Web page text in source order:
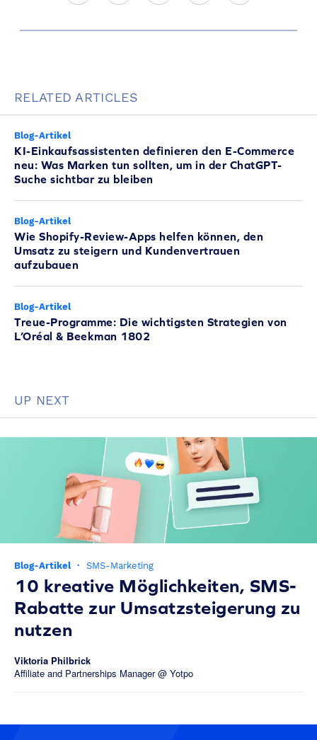
RELATED ARTICLES
Blog-Artikel
KI-Einkaufsassistenten definieren den E-Commerce
neu: Was Marken tun sollten, um in der ChatGPT-
Suche sichtbar zu bleiben
Blog-Artikel
Wie Shopify-Review-Apps helfen können, den
Umsatz zu steigern und Kundenvertrauen
aufzubauen
Blog-Artikel
Treue-Programme: Die wichtigsten Strategien von
L’Oréal & Beekman 1802
UP NEXT
Blog-Artikel · SMS-Marketing
10 kreative Möglichkeiten, SMS-
Rabatte zur Umsatzsteigerung zu
nutzen
Viktoria Philbrick
Affiliate and Partnerships Manager @ Yotpo